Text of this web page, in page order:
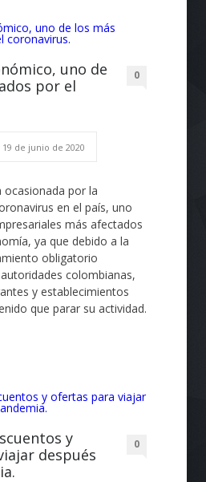
uno de
por el
0
19 de junio de 2020
ocasionada por la
en el país, uno
más afectados
ya que debido a la
obligatorio
colombianas,
y establecimientos
que parar su actividad.
y
después
0